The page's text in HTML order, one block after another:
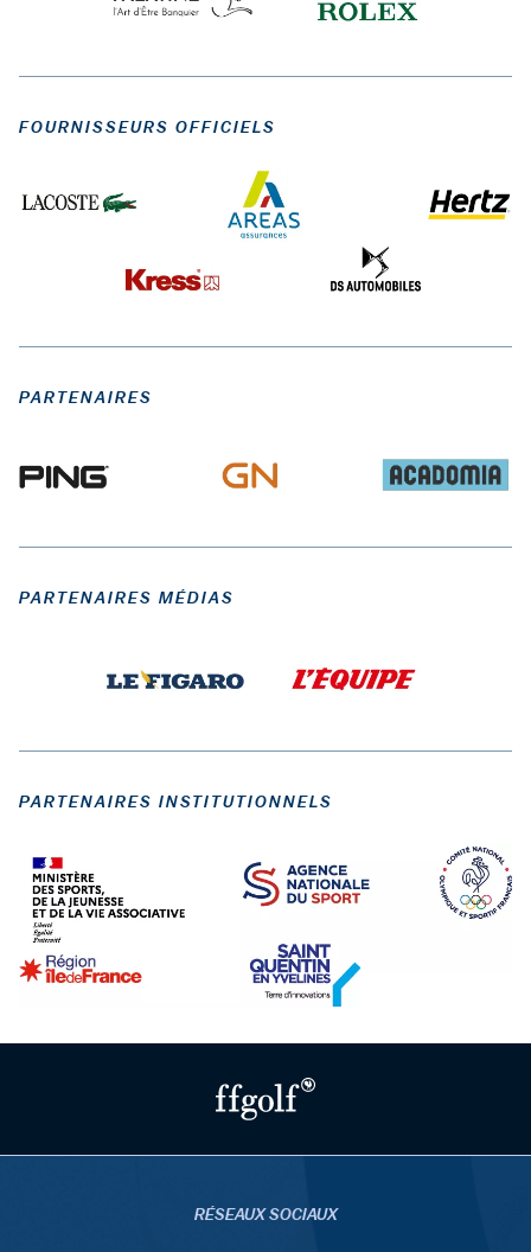
FOURNISSEURS OFFICIELS
PARTENAIRES
PARTENAIRES MÉDIAS
PARTENAIRES INSTITUTIONNELS
RÉSEAUX SOCIAUX